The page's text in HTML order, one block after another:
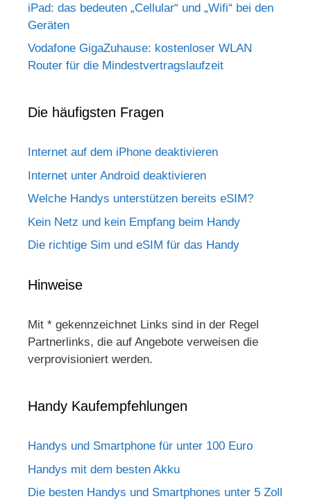
iPad: das bedeuten „Cellular“ und „Wifi“ bei den
Geräten
Vodafone GigaZuhause: kostenloser WLAN
Router für die Mindestvertragslaufzeit
Die häufigsten Fragen
Internet auf dem iPhone deaktivieren
Internet unter Android deaktivieren
Welche Handys unterstützen bereits eSIM?
Kein Netz und kein Empfang beim Handy
Die richtige Sim und eSIM für das Handy
Hinweise
Mit * gekennzeichnet Links sind in der Regel
Partnerlinks, die auf Angebote verweisen die
verprovisioniert werden.
Handy Kaufempfehlungen
Handys und Smartphone für unter 100 Euro
Handys mit dem besten Akku
Die besten Handys und Smartphones unter 5 Zoll